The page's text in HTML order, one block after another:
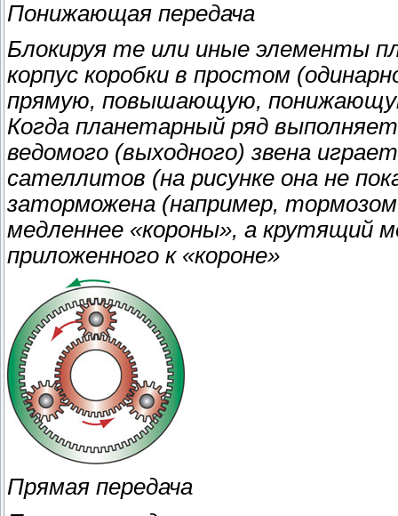
Понижающая передача
Блокируя те или иные элементы
корпус коробки в простом
прямую, повышающую,
Когда планетарный ряд
ведомого (выходного) звена
сателлитов (на рисунке она не
заторможена (например,
медленнее «короны», а крутящий
приложенного к «короне»
Прямая передача